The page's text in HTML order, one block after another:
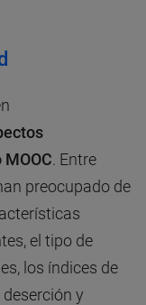
. Entre
preocupado de
el tipo de
los índices de
y